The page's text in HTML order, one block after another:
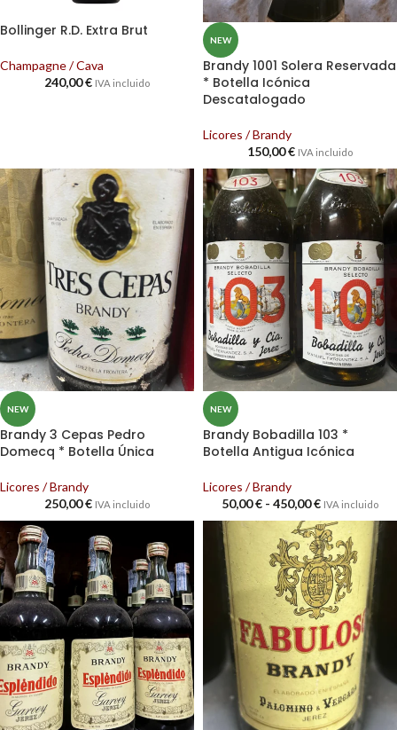
Bollinger R.D. Extra Brut
Champagne / Cava
240,00€ IVA incluido
NEW
Brandy 1001 Solera Reservada
* Botella Icónica
Descatalogado
Licores / Brandy
150,00€ IVA incluido
NEW
Brandy 3 Cepas Pedro
Domecq * Botella Única
Licores / Brandy
250,00€ IVA incluido
NEW
Brandy Bobadilla 103 *
Botella Antigua Icónica
Licores / Brandy
50,00€ - 450,00€ IVA incluido